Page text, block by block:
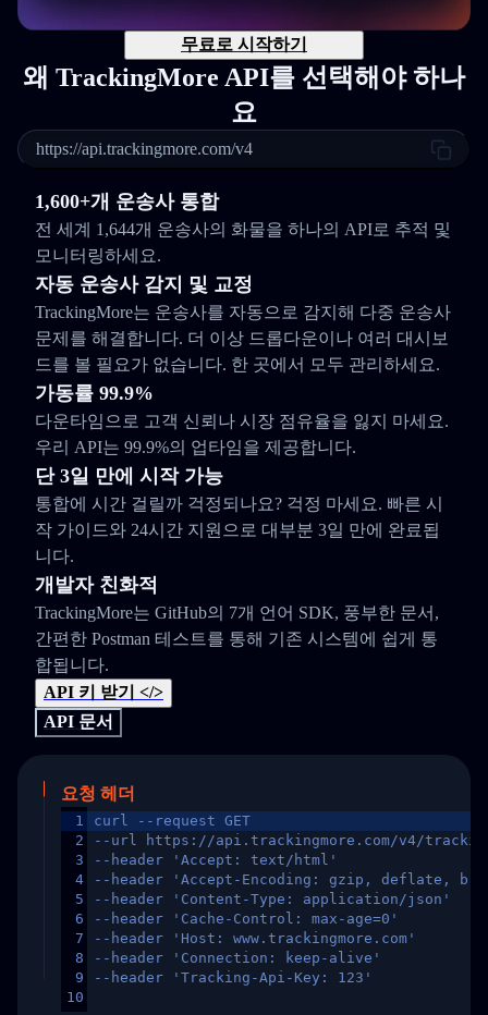
무료로 시작하기
왜 TrackingMore API를 선택해야 하나
요
https://api.trackingmore.com/v4
1,600+개 운송사 통합
전 세계 1,644개 운송사의 화물을 하나의 API로 추적 및
모니터링하세요.
자동 운송사 감지 및 교정
TrackingMore는 운송사를 자동으로 감지해 다중 운송사
문제를 해결합니다. 더 이상 드롭다운이나 여러 대시보
드를 볼 필요가 없습니다. 한 곳에서 모두 관리하세요.
가동률 99.9%
다운타임으로 고객 신뢰나 시장 점유율을 잃지 마세요.
우리 API는 99.9%의 업타임을 제공합니다.
단 3일 만에 시작 가능
통합에 시간 걸릴까 걱정되나요? 걱정 마세요. 빠른 시
작 가이드와 24시간 지원으로 대부분 3일 만에 완료됩
니다.
개발자 친화적
TrackingMore는 GitHub의 7개 언어 SDK, 풍부한 문서,
간편한 Postman 테스트를 통해 기존 시스템에 쉽게 통
합됩니다.
API 키 받기 </>
API 문서
요청 헤더
1
2
3
4
5
6
7
8
9
10
curl --request GET
--url https://api.trackingmore.com/v4/trackings/
--header 'Accept: text/html'
--header 'Accept-Encoding: gzip, deflate,
--header 'Content-Type: application/json'
--header 'Cache-Control: max-age=0'
--header 'Host: www.trackingmore.com'
--header 'Connection: keep-alive'
--header 'Tracking-Api-Key: 123'